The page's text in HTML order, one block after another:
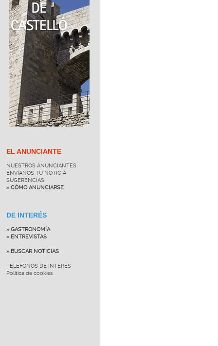
EL ANUNCIANTE
NUESTROS ANUNCIANTES
ENVÍANOS TU NOTICIA
SUGERENCIAS
» CÓMO ANUNCIARSE
DE INTERÉS
» GASTRONOMÍA
» ENTREVISTAS
» BUSCAR NOTICIAS
TELÉFONOS DE INTERÉS
Política de cookies